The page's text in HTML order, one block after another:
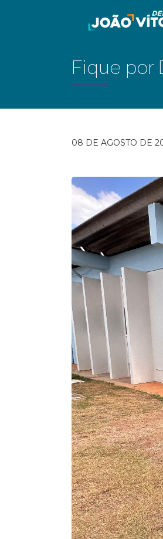
Fique por
08 DE AGOSTO DE